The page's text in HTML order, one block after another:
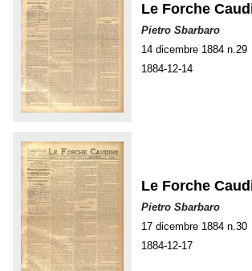
Le Forche
Pietro Sbarbaro
14 dicembre 1884 n.29
1884-12-14
Le Forche
Pietro Sbarbaro
17 dicembre 1884 n.30
1884-12-17